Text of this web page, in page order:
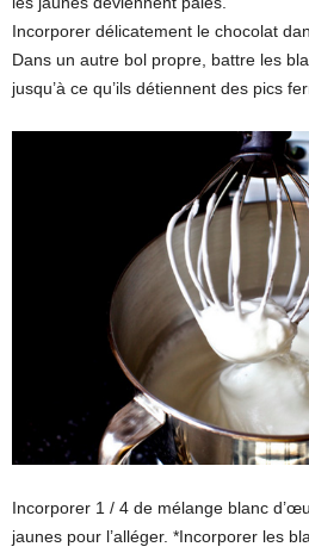
Incorporer délicatement le chocolat
Dans un autre bol propre, battre les
jusqu’à ce qu’ils détiennent des pics
Incorporer 1 / 4 de mélange blanc
jaunes pour l’alléger. *Incorporer les